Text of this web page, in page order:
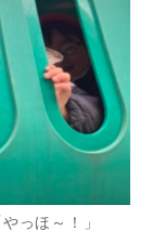
っほ～！」